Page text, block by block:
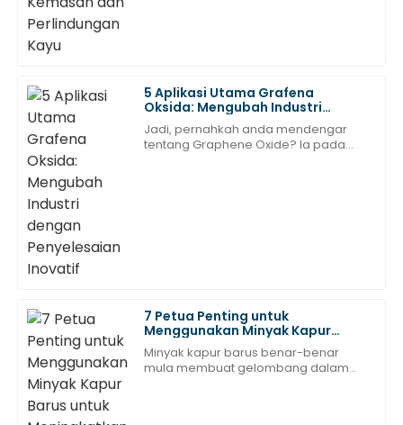
5 Aplikasi Utama Grafena
Oksida: Mengubah Industri
dengan Penyelesaian Inovatif
Jadi, pernahkah anda mendengar
tentang Graphene Oxide? Ia pada
7 Petua Penting untuk
Menggunakan Minyak Kapur
Barus untuk Meningkatkan Rutin
Kesihatan Anda
Minyak kapur barus benar-benar
mula membuat gelombang dalam
07 Mei 2025
C
Adams
Saya teruja dengan produk ini! Perkhidmatan selepas
jualan adalah pantas dan profesional.
04 Julai 2025
W
William
King
Perkhidmatan selepas jualan sangat baik dan sangat
membantu.
27 Mei 2025
Henry